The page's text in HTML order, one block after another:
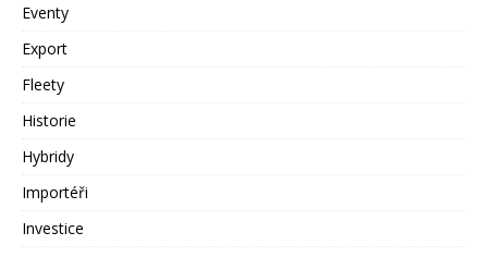
Eventy
Export
Fleety
Historie
Hybridy
Importéři
Investice